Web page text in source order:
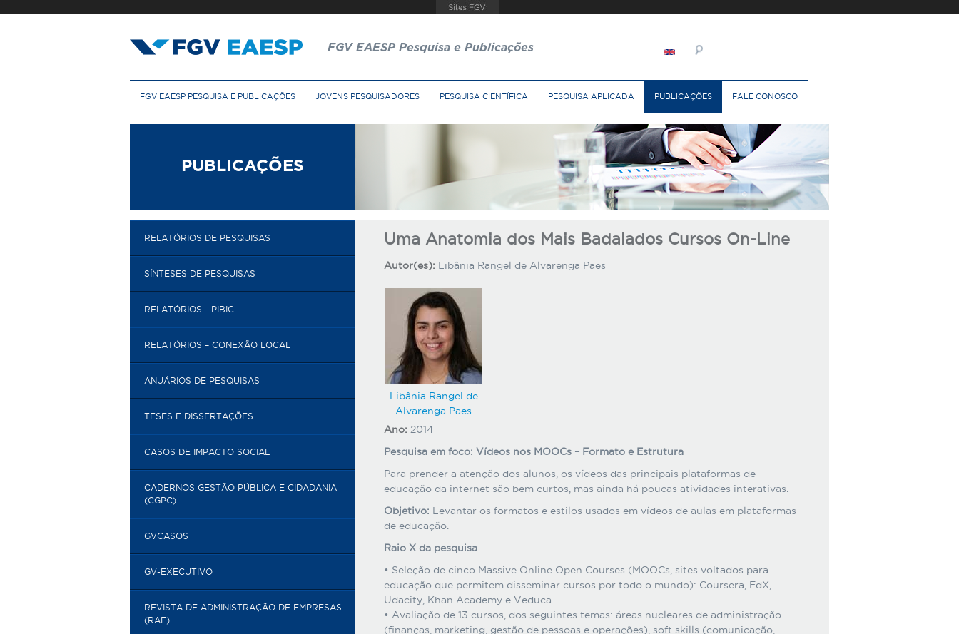
FGV EAESP Pesquisa e Publicações
n
c
i
a
FGV EAESP PESQUISA E PUBLICAÇÕES JOVENS PESQUISADORES PESQUISA CIENTÍFICA PESQUISA APLICADA PUBLICAÇÕES FALE CONOSCO
PUBLICAÇÕES
Uma Anatomia dos Mais Badalados Cursos On-Line
Autor(es): Libânia Rangel de Alvarenga Paes
Libânia Rangel de
Alvarenga Paes
Ano: 2014
Pesquisa em foco: Vídeos nos MOOCs – Formato e Estrutura
Para prender a atenção dos alunos, os vídeos das principais plataformas de
educação da internet são bem curtos, mas ainda há poucas atividades interativas.
Objetivo: Levantar os formatos e estilos usados em vídeos de aulas em plataformas
de educação.
Raio X da pesquisa
• Seleção de cinco Massive Online Open Courses (MOOCs, sites voltados para
educação que permitem disseminar cursos por todo o mundo): Coursera, EdX,
Udacity, Khan Academy e Veduca.
• Avaliação de 13 cursos, dos seguintes temas: áreas nucleares de administração
(finanças, marketing, gestão de pessoas e operações), soft skills (comunicação,
RELATÓRIOS DE PESQUISAS
SÍNTESES DE PESQUISAS
RELATÓRIOS - PIBIC
RELATÓRIOS – CONEXÃO LOCAL
ANUÁRIOS DE PESQUISAS
TESES E DISSERTAÇÕES
CASOS DE IMPACTO SOCIAL
CADERNOS GESTÃO PÚBLICA E CIDADANIA
(CGPC)
GVCASOS
GV-EXECUTIVO
REVISTA DE ADMINISTRAÇÃO DE EMPRESAS
(RAE)